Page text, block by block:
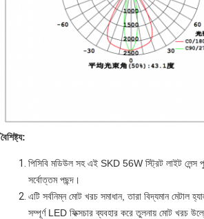
বৈশিষ্ট্য:
পিসিবি মডিউল সহ এই SKD 56W স্ট্রিট লাইট
সর্বোত্তম পছন্দ।
এটি সর্বনিম্ন মোট খরচ সমাধান, তারা বিদ্যমান মেটাল
সম্পূর্ণ LED ফিক্সচার ব্যবহার করে তুলনায় মোট খরচ